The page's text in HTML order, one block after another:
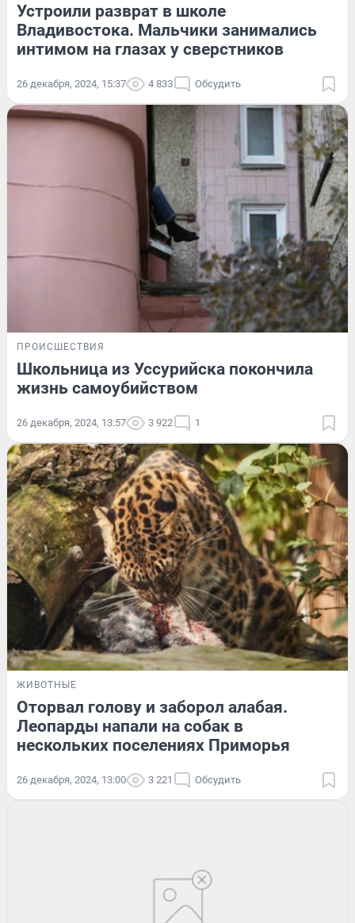
Устроили разврат в школе
Владивостока. Мальчики занимались
интимом на глазах у сверстников
26 декабря, 2024, 15:37 4 833 Обсудить
ПРОИСШЕСТВИЯ
Школьница из Уссурийска покончила
жизнь самоубийством
26 декабря, 2024, 13:57 3 922 1
ЖИВОТНЫЕ
Оторвал голову и заборол алабая.
Леопарды напали на собак в
нескольких поселениях Приморья
26 декабря, 2024, 13:00 3 221 Обсудить